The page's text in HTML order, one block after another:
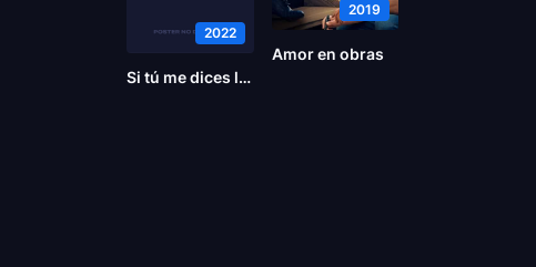
2022
Si tú me dices lee
2019
Amor en obras